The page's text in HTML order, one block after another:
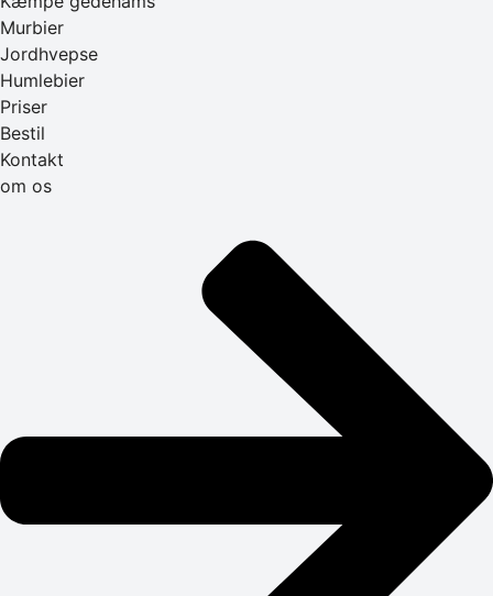
Murbier
Jordhvepse
Humlebier
Priser
Bestil
Kontakt
om os